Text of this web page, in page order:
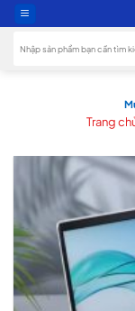
to
content
Trang